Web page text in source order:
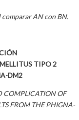
comparar AN con BN.
TIPO 2
DM2
COMPLICATION OF
FROM THE PHIGNA-